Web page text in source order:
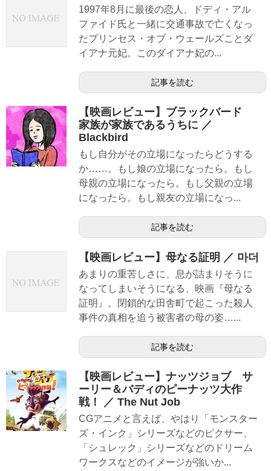
1997年8月に最後の恋人、ドディ・アル
ファイド氏と一緒に交通事故で亡くなっ
たプリンセス・オブ・ウェールズことダ
イアナ元妃。このダイアナ妃の...
記事を読む
【映画レビュー】ブラックバード
家族が家族であるうちに ／
Blackbird
もし自分がその立場になったらどうする
か……。もし娘の立場になったら。もし
母親の立場になったら。もし父親の立場
になったら。もし親友の立場になっ...
記事を読む
【映画レビュー】母なる証明 ／ 마더
あまりの重苦しさに、息が詰まりそうに
なってしまいそうになる、映画『母なる
証明』。閉鎖的な田舎町で起こった殺人
事件の真相を追う被害者の母の姿…...
記事を読む
【映画レビュー】ナッツジョブ サ
ーリー＆バディのピーナッツ大作
戦！ ／ The Nut Job
CGアニメと言えば、やはり「モンスター
ズ・インク」シリーズなどのピクサー、
「シュレック」シリーズなどのドリーム
ワークスなどのイメージが強いか...